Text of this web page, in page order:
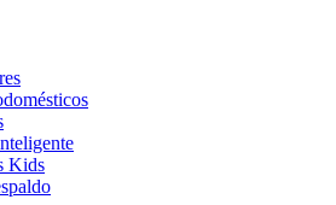
Kids